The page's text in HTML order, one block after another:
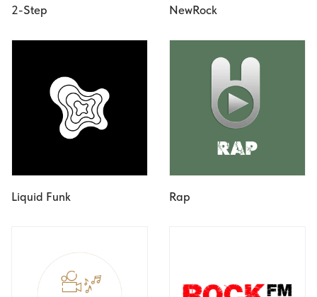
2-Step NewRock
Liquid Funk Rap